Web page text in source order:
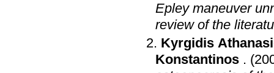
Epley maneuver
review of the
Kyrgidis
Konstantinos .